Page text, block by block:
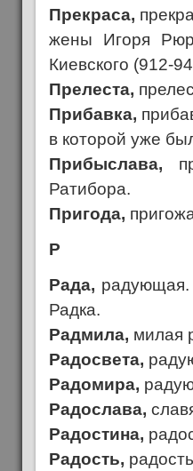
Прекраса,
жены Игоря
Киевского (912-
Прелеста,
Прибавка,
в которой уже
Прибыслава,
Ратибора.
Пригода,
Р
Рада, радующая.
Радка.
Радмила, милая
Радосвета,
Радомира,
Радослава,
Радостина,
Радость,